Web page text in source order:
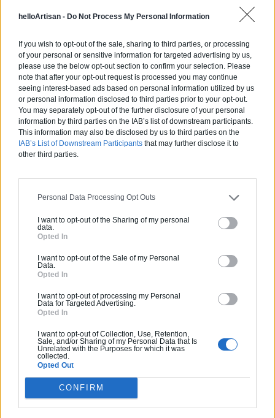
helloArtisan - Do Not Process My Personal Information
If you wish to opt-out of the sale, sharing to third parties, or processing
of your personal or sensitive information for targeted advertising by us,
please use the below opt-out section to confirm your selection. Please
note that after your opt-out request is processed you may continue
seeing interest-based ads based on personal information utilized by us
or personal information disclosed to third parties prior to your opt-out.
You may separately opt-out of the further disclosure of your personal
information by third parties on the IAB’s list of downstream participants.
This information may also be disclosed by us to third parties on the
IAB’s List of Downstream Participants that may further disclose it to
other third parties.
Personal Data Processing Opt Outs
I want to opt-out of the Sharing of my personal
data.
Opted In
I want to opt-out of the Sale of my Personal
Data.
Opted In
I want to opt-out of processing my Personal
Data for Targeted Advertising.
Opted In
I want to opt-out of Collection, Use, Retention,
Sale, and/or Sharing of my Personal Data that Is
Unrelated with the Purposes for which it was
collected.
Opted Out
CONFIRM
Labels et certifications : RGE
Partenaire
NEW BUILDING
Activités :Salle de bain, Couverture tuiles / petits éléments, Isolation thermique des murs intérieurs, Alarme, Isolation des combles aménageables, Traitement de l'eau, Décrassage / Démoussage de toiture, Cheminée, Terrassement, Plancher chauffant
Labels et certifications : RGE
GRUBER ISOLATION
Activités :Salle de bain, Couverture tuiles / petits éléments, Isolation thermique des murs intérieurs, Gros œuvre, Plâtre traditionnel, Chauffage Fioul, Bétons cirés